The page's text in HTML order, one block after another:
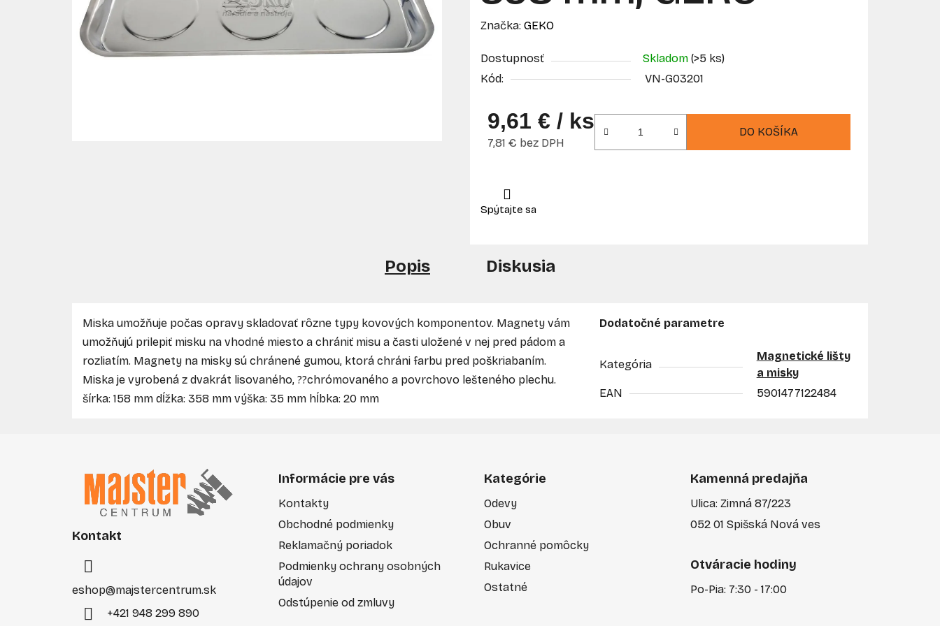
Značka: GEKO
Dostupnosť Skladom (>5 ks)
Kód:
VN-G03201
9,61 € / ks
7,81 € bez DPH
DO KOŠÍKA
Popis Diskusia
Miska umožňuje počas opravy skladovať rôzne typy kovových komponentov. Magnety vám
umožňujú prilepiť misku na vhodné miesto a chrániť misu a časti uložené v nej pred pádom a
rozliatím. Magnety na misky sú chránené gumou, ktorá chráni farbu pred poškriabaním.
Miska je vyrobená z dvakrát lisovaného, ??chrómovaného a povrchovo lešteného plechu.
šírka: 158 mm dĺžka: 358 mm výška: 35 mm hĺbka: 20 mm
Dodatočné parametre
Kategória
Magnetické lišty
a misky
EAN
5901477122484
Kontakt
eshop@majstercentrum.sk
+421 948 299 890
Informácie pre vás
Kontakty
Obchodné podmienky
Reklamačný poriadok
Podmienky ochrany osobných
údajov
Odstúpenie od zmluvy
Kategórie
Odevy
Obuv
Ochranné pomôcky
Rukavice
Ostatné
Kamenná predajňa
Ulica: Zimná 87/223
052 01 Spišská Nová ves
Otváracie hodiny
Po-Pia: 7:30 - 17:00